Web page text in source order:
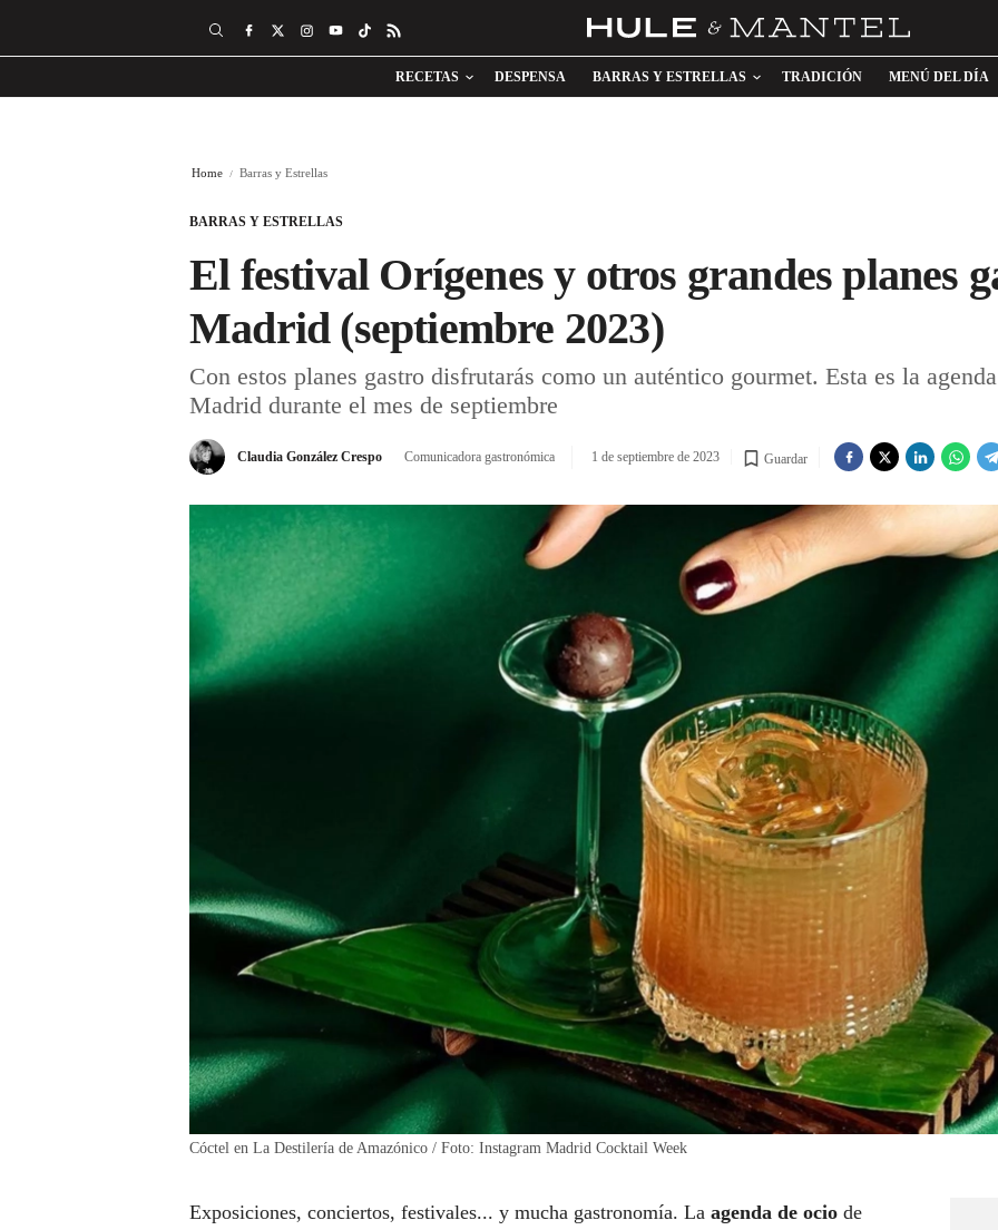
RECETAS DESPENSA BARRAS Y ESTRELLAS TRADICIÓN MENÚ DEL DÍA
Home Barras y Estrellas
BARRAS Y ESTRELLAS
El festival Orígenes y otros grandes planes
Madrid (septiembre 2023)
Con estos planes gastro disfrutarás como un auténtico gourmet. Esta es la
Madrid durante el mes de septiembre
Claudia González Crespo Comunicadora gastronómica 1 de septiembre de 2023 Guardar
Cóctel en La Destilería de Amazónico / Foto: Instagram Madrid Cocktail Week
Exposiciones, conciertos, festivales... y mucha gastronomía. La agenda de ocio de